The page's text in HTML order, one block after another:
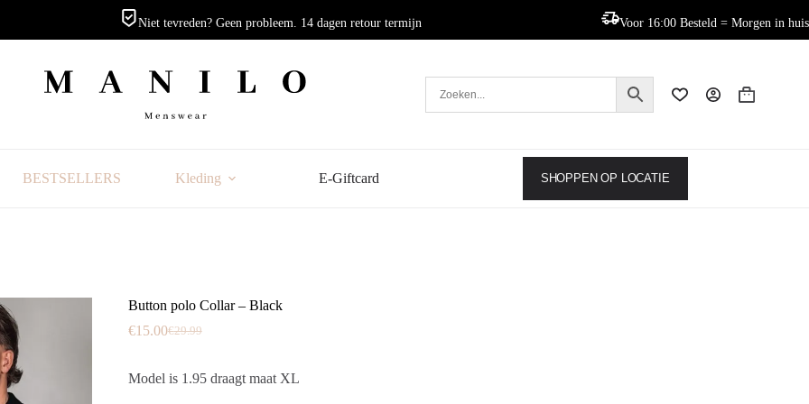
Niet tevreden? Geen probleem. 14 dagen retour termijn Voor 16:00 Besteld = Morgen in huis
BESTSELLERS Kleding E-Giftcard SHOPPEN OP LOCATIE
Button polo Collar – Black
€29.99
Oorspronkelijke
was:
€29.99.
€15.00Huidige
is:
€15.00.
Model is 1.95 draagt maat XL